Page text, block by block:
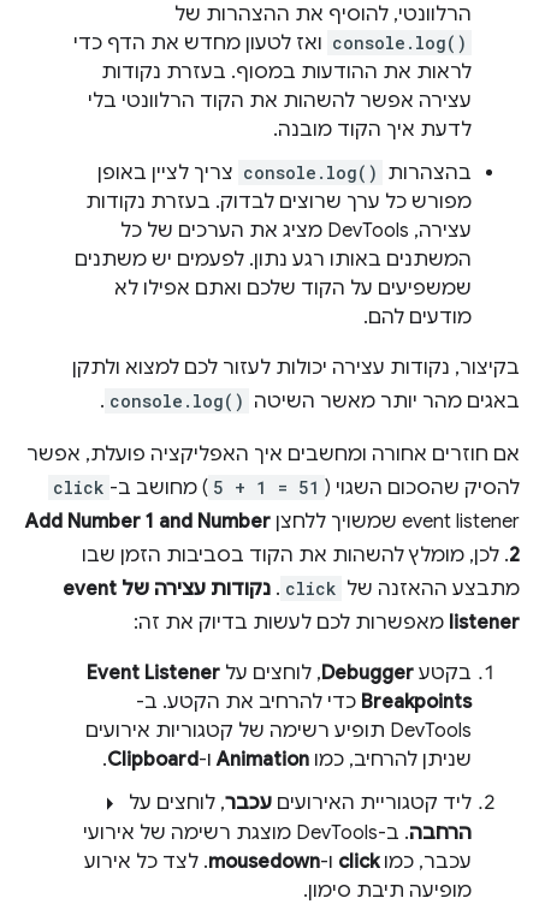
הרלוונטי, להוסיף את ההצהרות של
console.log() ואז לטעון מחדש את הדף כדי
לראות את ההודעות במסוף. בעזרת נקודות
עצירה אפשר להשהות את הקוד הרלוונטי בלי
לדעת איך הקוד מובנה.
בהצהרות console.log() צריך לציין באופן
מפורש כל ערך שרוצים לבדוק. בעזרת נקודות
עצירה, DevTools מציג את הערכים של כל
המשתנים באותו רגע נתון. לפעמים יש משתנים
שמשפיעים על הקוד שלכם ואתם אפילו לא
מודעים להם.
בקיצור, נקודות עצירה יכולות לעזור לכם למצוא ולתקן
באגים מהר יותר מאשר השיטה console.log()
.
אם חוזרים אחורה ומחשבים איך האפליקציה פועלת, אפשר
להסיק שהסכום השגוי ( 5 + 1 = 51 ) מחושב ב- click
event listener שמשויך ללחצן
Add Number 1 and Number
2. לכן, מומלץ להשהות את הקוד בסביבות הזמן שבו
מתבצע ההאזנה של click
.
נקודות עצירה של event
listener מאפשרות לכם לעשות בדיוק את זה:
בקטע Debugger, לוחצים על Event Listener
Breakpoints כדי להרחיב את הקטע. ב-
DevTools תופיע רשימה של קטגוריות אירועים
שניתן להרחיב, כמו Animationו-Clipboard
.
ליד קטגוריית האירועים עכבר, לוחצים על arrow_right
הרחבה
. ב-DevTools מוצגת רשימה של אירועי
עכבר, כמוclick ו-mousedown. לצד כל אירוע
מופיעה תיבת סימון.